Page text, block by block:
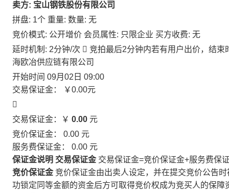
卖方: 宝山钢铁股份有限公司
拼盘: 1个 重量: 数量: 无
竞价模式: 公开增价 会员属性: 只限企业 买方收费: 无
延时机制: 2分钟/次  竞拍最后2分钟内若有用户出价，结
海欧冶供应链有限公司
开始时间 09月02日 09:00
交易保证金：
￥0.00元

交易保证金：￥ 0.00 元
竞价保证金： 0.00 元
服务费保证金： 0.00 元
保证金说明 交易保证金 交易保证金=竞价保证金+服务费保
竞价保证金 竞价保证金由出卖人设定，并在提交竞价公告
功锁定同等金额的资金后方可取得竞价权成为竞买人的保障